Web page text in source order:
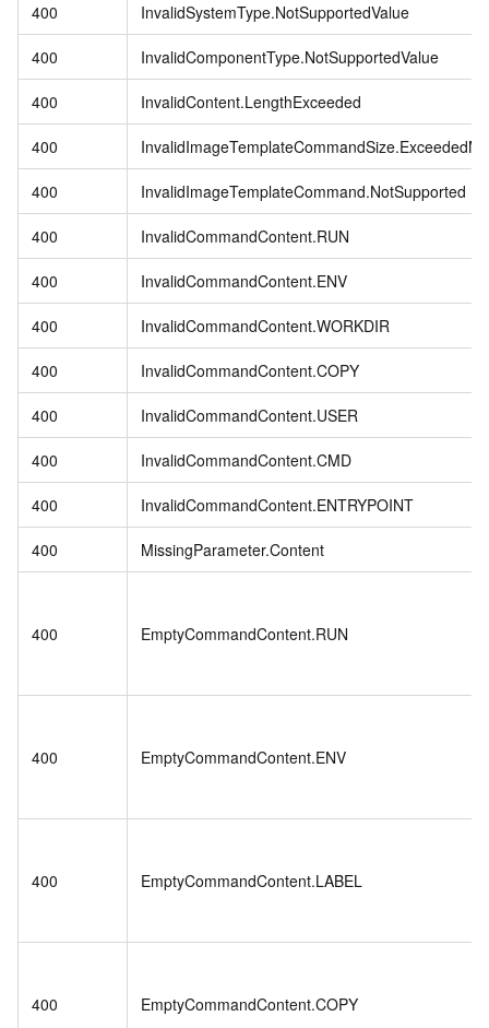
400 InvalidSystemType.NotSupportedValue
400 InvalidComponentType.NotSupportedValue
400 InvalidContent.LengthExceeded
400
400 InvalidImageTemplateCommand.NotSupported
400 InvalidCommandContent.RUN
400 InvalidCommandContent.ENV
400 InvalidCommandContent.WORKDIR
400 InvalidCommandContent.COPY
400 InvalidCommandContent.USER
400 InvalidCommandContent.CMD
400 InvalidCommandContent.ENTRYPOINT
400 MissingParameter.Content
400 EmptyCommandContent.RUN
400 EmptyCommandContent.ENV
400 EmptyCommandContent.LABEL
400 EmptyCommandContent.COPY